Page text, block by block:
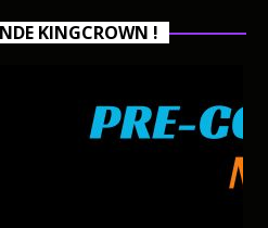
KINGCROWN !